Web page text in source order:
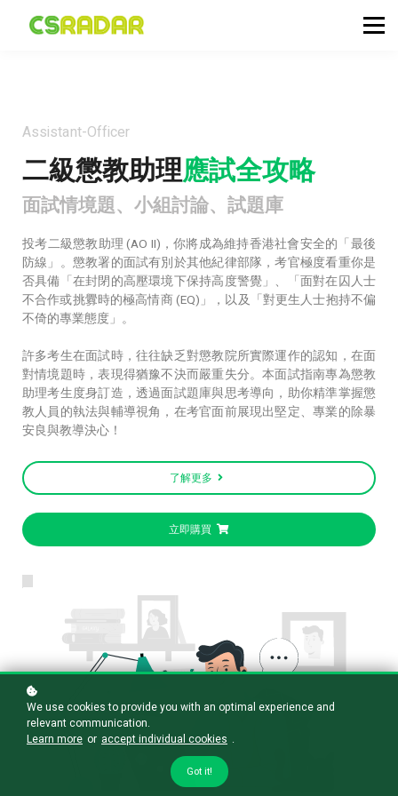
公務員投考資訊
會員登入／註冊
Assistant-Officer
二級懲教助理應試全攻略
面試情境題、小組討論、試題庫
投考二級懲教助理 (AO II)，你將成為維持香港社會安全的「最後
防線」。懲教署的面試有別於其他紀律部隊，考官極度看重你是
否具備「在封閉的高壓環境下保持高度警覺」、「面對在囚人士
不合作或挑釁時的極高情商 (EQ)」，以及「對更生人士抱持不偏
不倚的專業態度」。
許多考生在面試時，往往缺乏對懲教院所實際運作的認知，在面
對情境題時，表現得猶豫不決而嚴重失分。本面試指南專為懲教
助理考生度身訂造，透過面試題庫與思考導向，助你精準掌握懲
教人員的執法與輔導視角，在考官面前展現出堅定、專業的除暴
安良與教導決心！
了解更多
立即購買
We use cookies to provide you with an optimal experience and
relevant communication.
Learn more or accept individual cookies .
Got it!